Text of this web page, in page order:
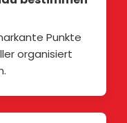
Punkte
organisiert